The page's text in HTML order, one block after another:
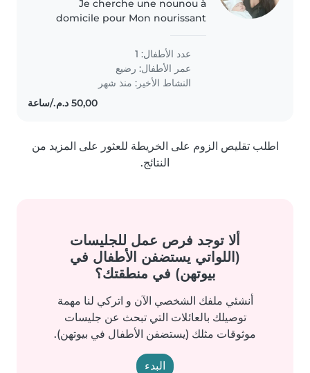
Je cherche une nounou à
domicile pour Mon nourissant
عدد الأطفال: 1
عمر الأطفال: رضيع
النشاط الأخير: منذ شهر
اطلب تقليص الزوم على الخريطة للعثور على المزيد من
النتائج.
ألا توجد فرص عمل للجليسات
(اللواتي يستضفن الأطفال في
بيوتهن) في منطقتك؟
أنشئي ملفك الشخصي الآن و اتركي لنا مهمة
توصيلك بالعائلات التي تبحث عن جليسات
موثوقات مثلك (يستضفن الأطفال في بيوتهن).
البدء